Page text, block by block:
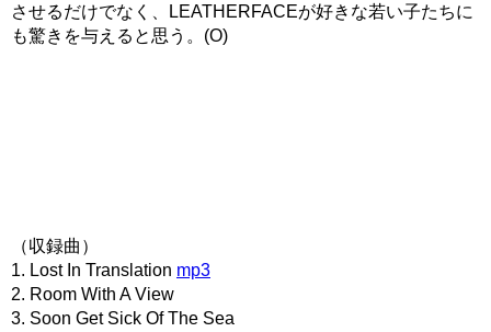
させるだけでなく、LEATHERFACEが好きな若い子たちに
も驚きを与えると思う。(O)
（収録曲）
1. Lost In Translation mp3
2. Room With A View
3. Soon Get Sick Of The Sea